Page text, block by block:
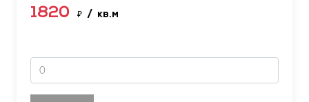
1820 ₽ / кв.м